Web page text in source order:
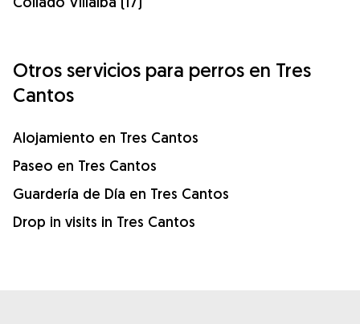
Otros servicios para perros en Tres
Cantos
Alojamiento en Tres Cantos
Paseo en Tres Cantos
Guardería de Día en Tres Cantos
Drop in visits in Tres Cantos